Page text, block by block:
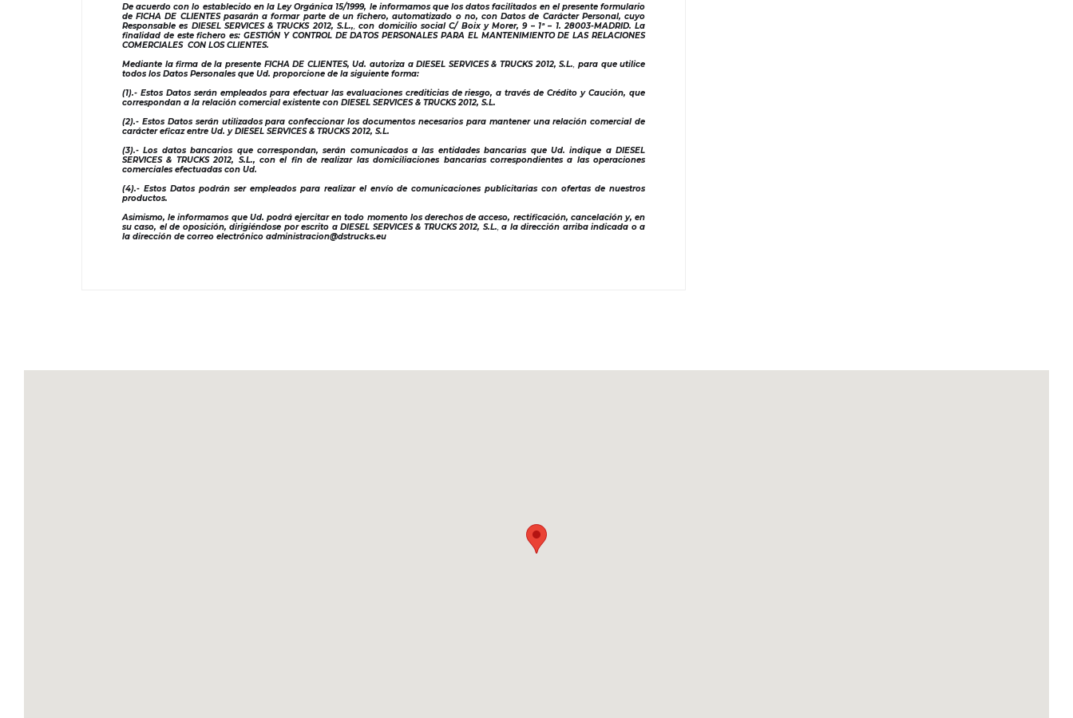
De acuerdo con lo establecido en la Ley Orgánica 15/1999, le informamos que los datos facilitados en el presente formulario
de FICHA DE CLIENTES pasarán a formar parte de un fichero, automatizado o no, con Datos de Carácter Personal, cuyo
Responsable es DIESEL SERVICES & TRUCKS 2012, S.L.,,con domicilio social C/ Boix y Morer, 9 – 1ª – 1. 28003-MADRID. La
finalidad de este fichero es: GESTIÓN Y CONTROL DE DATOS PERSONALES PARA EL MANTENIMIENTO DE LAS RELACIONES
COMERCIALES CON LOS CLIENTES.
Mediante la firma de la presente FICHA DE CLIENTES, Ud. autoriza a DIESEL SERVICES & TRUCKS 2012, S.L., para que utilice
todos los Datos Personales que Ud. proporcione de la siguiente forma:
(1).- Estos Datos serán empleados para efectuar las evaluaciones crediticias de riesgo, a través de Crédito y Caución, que
correspondan a la relación comercial existente con DIESEL SERVICES & TRUCKS 2012, S.L.
(2).- Estos Datos serán utilizados para confeccionar los documentos necesarios para mantener una relación comercial de
carácter eficaz entre Ud. y DIESEL SERVICES & TRUCKS 2012, S.L.
(3).- Los datos bancarios que correspondan, serán comunicados a las entidades bancarias que Ud. indique a DIESEL
SERVICES & TRUCKS 2012, S.L., con el fin de realizar las domiciliaciones bancarias correspondientes a las operaciones
comerciales efectuadas con Ud.
(4).- Estos Datos podrán ser empleados para realizar el envío de comunicaciones publicitarias con ofertas de nuestros
productos.
Asimismo, le informamos que Ud. podrá ejercitar en todo momento los derechos de acceso, rectificación, cancelación y, en
su caso, el de oposición, dirigiéndose por escrito a DIESEL SERVICES & TRUCKS 2012, S.L.,a la dirección arriba indicada o a
la dirección de correo electrónico administracion@dstrucks.eu